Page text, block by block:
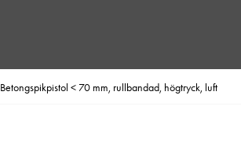
Betongspikpistol < 70 mm, rullbandad, högtryck, luft